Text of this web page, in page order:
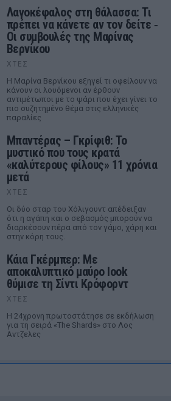
Λαγοκέφαλος στη θάλασσα: Τι
πρέπει να κάνετε αν τον δείτε ‑
Οι συμβουλές της Μαρίνας
Βερνίκου
ΧΤΕΣ
Η Μαρίνα Βερνίκου εξηγεί τι οφείλουν να
κάνουν οι λουόμενοι αν έρθουν
αντιμέτωποι με το ψάρι που έχει γίνει το
πιο συζητημένο θέμα στις ελληνικές
παραλίες
Μπαντέρας – Γκρίφιθ: Το
μυστικό που τους κρατά
«καλύτερους φίλους» 11 χρόνια
μετά
ΧΤΕΣ
Οι δύο σταρ του Χόλιγουντ απέδειξαν
ότι η αγάπη και ο σεβασμός μπορούν να
διαρκέσουν πέρα από τον γάμο, χάρη και
στην κόρη τους.
Κάια Γκέρμπερ: Με
αποκαλυπτικό μαύρο look
θύμισε τη Σίντι Κρόφορντ
ΧΤΕΣ
Η 24χρονη πρωτοστάτησε σε εκδήλωση
για τη σειρά «The Shards» στο Λος
Αντζελες